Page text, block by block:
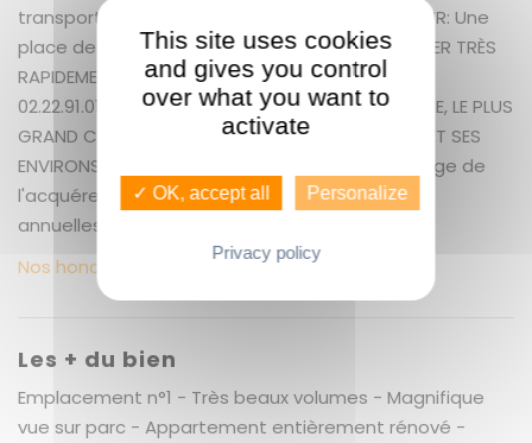
transports et centre ville à pieds. ATOUT MAJEUR: Une
place de parking privative et sécurisée ! A VISITER TRÈS
RAPIDEMENT ! ! ! GUENNO IMMOBILIER "LES LICES"
02.22.91.01.10 GUENNO IMMOBILIER PREMIUM SERVICE, LE PLUS
GRAND CHOIX DE BIENS IMMOBILIERS SUR RENNES ET SES
ENVIRONS. dont 5.50 % honoraires TTC à la charge de
l'acquéreur. Copropriété de 41 lots (). Charges
annuelles : 1700 euros.
Nos honoraires
Les + du bien
Emplacement n°1 - Très beaux volumes - Magnifique
vue sur parc - Appartement entièrement rénové -
This site uses cookies
and gives you control
over what you want to
activate
✓ OK, accept all Personalize
Privacy policy